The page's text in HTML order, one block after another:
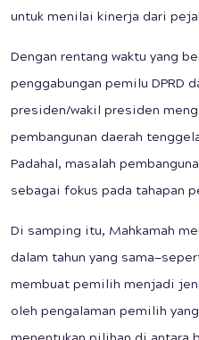
untuk menilai kinerja dari
Dengan rentang waktu yang
penggabungan pemilu DPRD
presiden/wakil presiden
pembangunan daerah
Padahal, masalah
sebagai fokus pada tahapan
Di samping itu, Mahkamah
dalam tahun yang
membuat pemilih menjadi
oleh pengalaman pemilih